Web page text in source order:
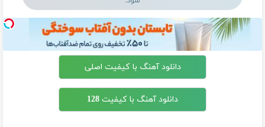
دانلود آهنگ با کیفیت اصلی
دانلود آهنگ با کیفیت 128